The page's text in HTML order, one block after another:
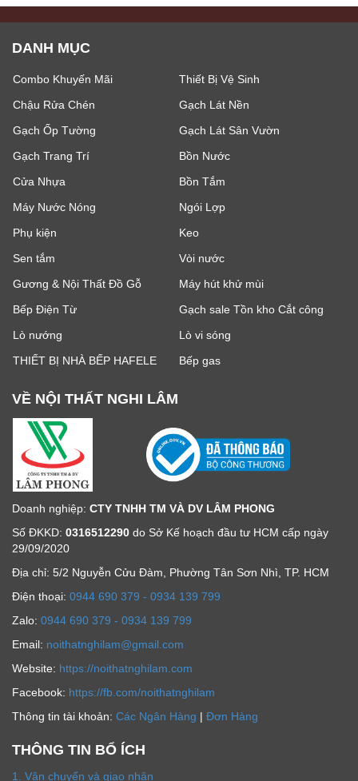
DANH MỤC
Combo Khuyến Mãi
Thiết Bị Vệ Sinh
Chậu Rửa Chén
Gạch Lát Nền
Gạch Ốp Tường
Gạch Lát Sân Vườn
Gạch Trang Trí
Bồn Nước
Cửa Nhựa
Bồn Tắm
Máy Nước Nóng
Ngói Lợp
Phụ kiện
Keo
Sen tắm
Vòi nước
Gương & Nội Thất Đồ Gỗ
Máy hút khử mùi
Bếp Điện Từ
Gạch sale Tồn kho Cắt công
Lò nướng
Lò vi sóng
THIẾT BỊ NHÀ BẾP HAFELE
Bếp gas
VỀ NỘI THẤT NGHI LÂM
Doanh nghiệp: CTY TNHH TM VÀ DV LÂM PHONG
Số ĐKKD: 0316512290 do Sở Kế hoạch đầu tư HCM cấp ngày
29/09/2020
Địa chỉ: 5/2 Nguyễn Cửu Đàm, Phường Tân Sơn Nhì, TP. HCM
Ðiện thoại: 0944 690 379 - 0934 139 799
Zalo: 0944 690 379 - 0934 139 799
Email: noithatnghilam@gmail.com
Website: https://noithatnghilam.com
Facebook: https://fb.com/noithatnghilam
Thông tin tài khoản: Các Ngân Hàng | Đơn Hàng
THÔNG TIN BỔ ÍCH
1. Vận chuyển và giao nhận